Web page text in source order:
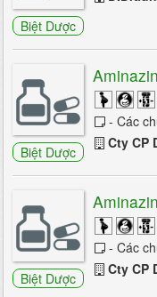
Biệt Dược
Biệt Dược
- Các chứng loạn tâm
Cty CP
Biệt Dược
- Các chứng loạn tâm
Cty CP